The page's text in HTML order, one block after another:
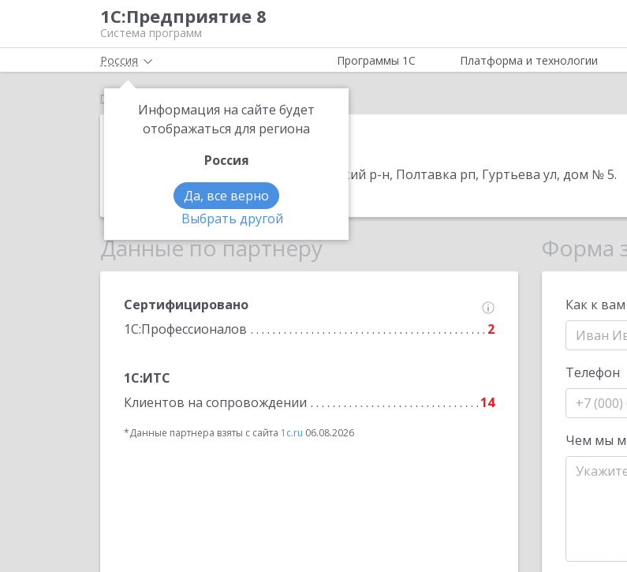
1С:Предприятие 8
Система программ
Россия
Информация на сайте будет
отображаться для региона
Россия
Да, все верно
Выбрать другой
Программы 1С Платформа и технологии
Главная
СД-КОМ
646740, Омская обл, Полтавский р-н, Полтавка рп, Гуртьева ул, дом № 5.
Телефон: (913) 684-4676
Данные по партнеру
Сертифицировано
1С:Профессионалов
2
1С:ИТС
Клиентов на сопровождении
14
*Данные партнера взяты с сайта 1c.ru 06.08.2026
Форма
Как к
Телефон
Чем мы